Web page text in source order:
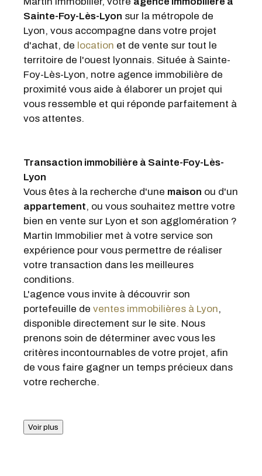
Transaction immobilière à Sainte-Foy-Lès-
Lyon
Vous êtes à la recherche d'unemaisonou d'un
appartement, ou vous souhaitez mettre votre
bien en vente sur Lyon et son agglomération ?
Martin Immobilier met à votre service son
expérience pour vous permettre de réaliser
votre transaction dans les meilleures
portefeuille deventes immobilières à Lyon,
disponible directement sur le site. Nous
prenons soin de déterminer avec vous les
critères incontournables de votre projet, afin
de vous faire gagner un temps précieux dans
votre recherche.
Voir plus